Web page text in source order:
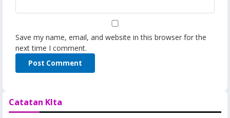
Save my name, email, and website in this browser for the
next time I comment.
Catatan KIta